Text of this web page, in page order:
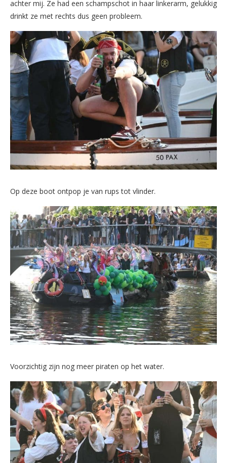
achter mij. Ze had een schampschot in haar linkerarm, gelukkig
drinkt ze met rechts dus geen probleem.
Op deze boot ontpop je van rups tot vlinder.
Voorzichtig zijn nog meer piraten op het water.